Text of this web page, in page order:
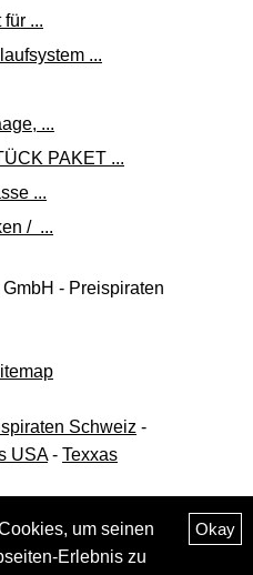
...
...
...
PAKET ...
...
/ ...
- Preispiraten
Schweiz -
USA- Texxas
Okay
um seinen
Erlebnis zu